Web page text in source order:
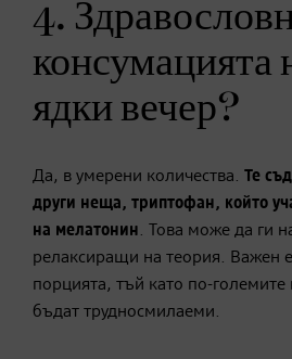
4.
консумацията
ядки вечер?
Да, в умерени количества. Те
други неща, триптофан, който
на мелатонин. Това може да ги
релаксиращи на теория. Важен
порцията, тъй като по-големите
бъдат трудносмилаеми.